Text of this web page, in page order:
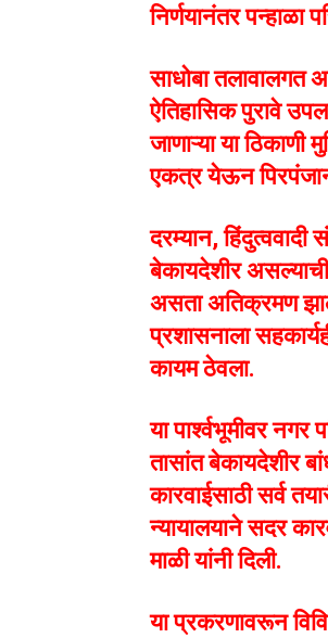
निर्णयानंतर पन्हाळा
साधोबा तलावालगत
ऐतिहासिक पुरावे
जाणाऱ्या या
एकत्र येऊन
दरम्यान,
बेकायदेशीर
असता अतिक्रमण
प्रशासनाला
कायम ठेवला.
या पार्श्वभूमीवर नगर
तासांत बेकायदेशीर
कारवाईसाठी सर्व
न्यायालयाने सदर
माळी यांनी दिली.
या प्रकरणावरून